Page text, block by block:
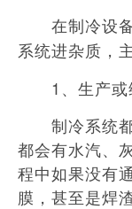
在制冷设
系统进杂质，
1、生产或
制冷系统都
都会有水汽、
程中如果没有
膜，甚至是焊渣